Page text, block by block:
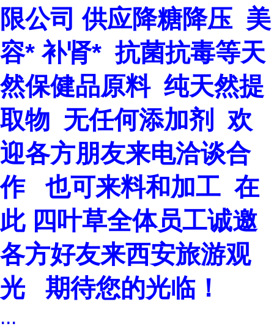
限公司 供应降糖降压 美
容* 补肾* 抗菌抗毒等天
然保健品原料 纯天然提
取物 无任何添加剂 欢
迎各方朋友来电洽谈合
作 也可来料和加工 在
此 四叶草全体员工诚邀
各方好友来西安旅游观
光 期待您的光临！
...